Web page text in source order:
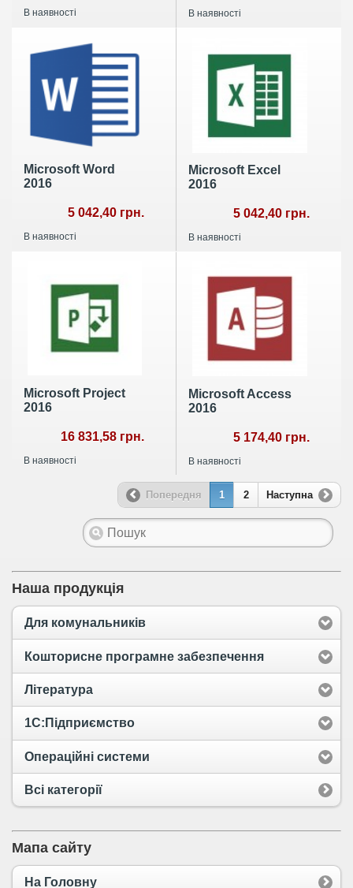
В наявності В наявності
Microsoft Word
2016
5 042,40 грн.
В наявності
Microsoft Excel
2016
5 042,40 грн.
В наявності
Microsoft Project
2016
16 831,58 грн.
В наявності
Microsoft Access
2016
5 174,40 грн.
В наявності
Попередня 1 2 Наступна
Наша продукція
Для комунальників
Кошторисне програмне забезпечення
Література
1С:Підприємство
Операційні системи
Всі категорії
Мапа сайту
На Головну